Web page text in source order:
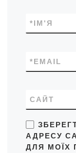
ІМ'Я
*
EMAIL
*
САЙТ
АДРЕСУ
ДЛЯ МОЇХ